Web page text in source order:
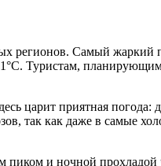
регионов. Самый жаркий
Туристам,
царит приятная погода:
так как даже в самые
и ночной прохладой